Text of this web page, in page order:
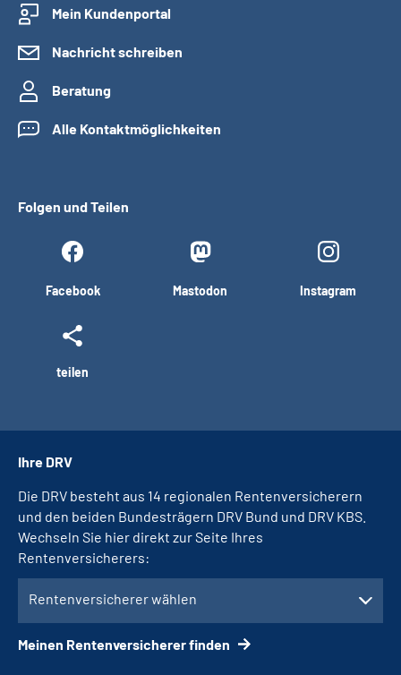
Mein Kundenportal
Nachricht schreiben
Beratung
Alle Kontaktmöglichkeiten
Folgen und Teilen
Facebook Mastodon Instagram
teilen
Ihre DRV
Die DRV besteht aus 14 regionalen Rentenversicherern
und den beiden Bundesträgern DRV Bund und DRV KBS.
Wechseln Sie hier direkt zur Seite Ihres
Rentenversicherers:
Rentenversicherer wählen
Meinen Rentenversicherer finden